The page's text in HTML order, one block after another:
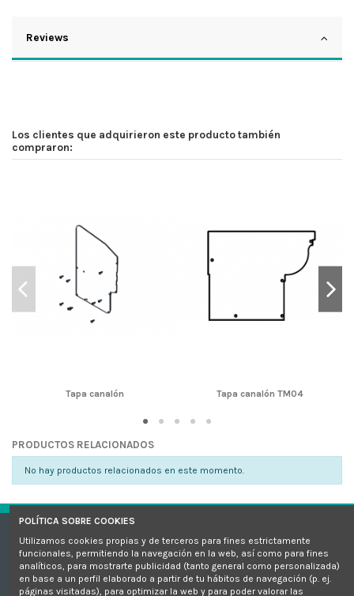
Reviews
Los clientes que adquirieron este producto también
compraron:
Tapa canalón Tapa canalón TM04
PRODUCTOS RELACIONADOS
No hay productos relacionados en este momento.
Sellos de calidad
¿Necesitas ayuda?
POLÍTICA SOBRE COOKIES
Utilizamos cookies propias y de terceros para fines estrictamente
funcionales, permitiendo la navegación en la web, así como para fines
analíticos, para mostrarte publicidad (tanto general como personalizada)
en base a un perfil elaborado a partir de tu hábitos de navegación (p. ej.
páginas visitadas), para optimizar la web y para poder valorar las